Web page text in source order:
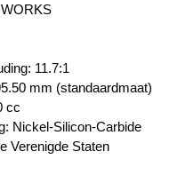
11.7:1
mm (standaardmaat)
cc
Nickel-Silicon-Carbide
Verenigde Staten